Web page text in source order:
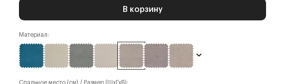
В корзину
Материал:
Спальное место (см) / Размер (ШхГхВ):